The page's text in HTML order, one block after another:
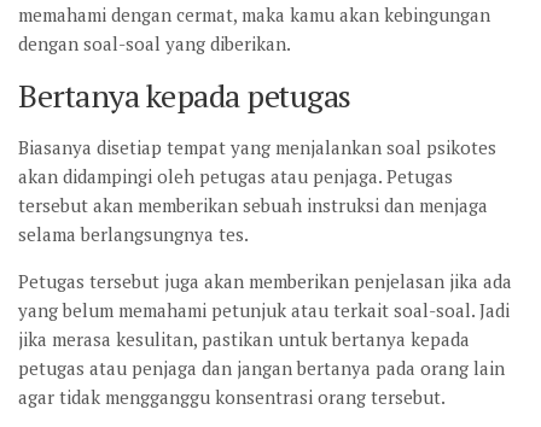
memahami dengan cermat, maka kamu akan kebingungan
dengan soal-soal yang diberikan.
Bertanya kepada petugas
Biasanya disetiap tempat yang menjalankan soal psikotes
akan didampingi oleh petugas atau penjaga. Petugas
tersebut akan memberikan sebuah instruksi dan menjaga
selama berlangsungnya tes.
Petugas tersebut juga akan memberikan penjelasan jika ada
yang belum memahami petunjuk atau terkait soal-soal. Jadi
jika merasa kesulitan, pastikan untuk bertanya kepada
petugas atau penjaga dan jangan bertanya pada orang lain
agar tidak mengganggu konsentrasi orang tersebut.